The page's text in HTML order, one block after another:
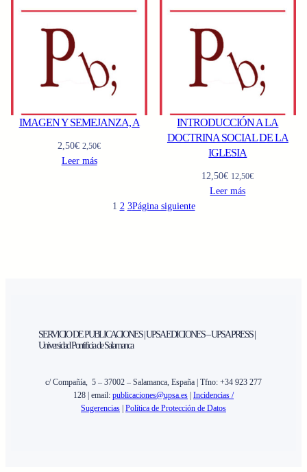
IMAGEN Y SEMEJANZA, A
2,50€ 2,50€
Leer más
INTRODUCCIÓN A LA
DOCTRINA SOCIAL DE LA
IGLESIA
12,50€ 12,50€
Leer más
1 2 3Página siguiente
SERVICIO DE PUBLICACIONES | UPSA EDICIONES – UPSA PRESS |
Universidad Pontificia de Salamanca
c/ Compañía, 5 – 37002 – Salamanca, España | Tfno: +34 923 277
128 | email: publicaciones@upsa.es | Incidencias /
Sugerencias | Política de Protección de Datos